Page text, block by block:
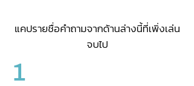
1
แคปรายชื่อคำถามจากด้านล่างนี้ที่เพิ่งเล่น
จบไป